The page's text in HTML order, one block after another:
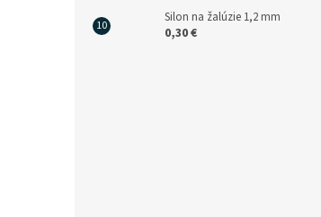
Silon na žalúzie 1,2 mm
0,30 €